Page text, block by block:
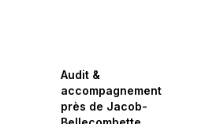
Audit &
accompagnement
près de Jacob-